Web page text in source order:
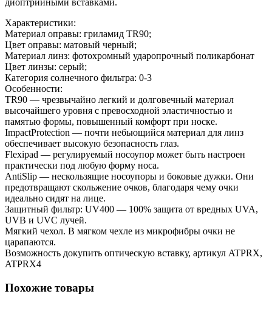
Характеристики:
Материал оправы: гриламид TR90;
Цвет оправы: матовый черный;
Материал линз: фотохромный ударопрочный поликарбонат
Цвет линзы: серый;
Категория солнечного фильтра: 0-3
Особенности:
TR90 — чрезвычайно легкий и долговечный материал
высочайшего уровня с превосходной эластичностью и
памятью формы, повышенный комфорт при носке.
ImpactProtection — почти небьющийся материал для линз
обеспечивает высокую безопасность глаз.
Flexipad — регулируемый носоупор может быть настроен
практически под любую форму носа.
AntiSlip — нескользящие носоупоры и боковые дужки. Они
предотвращают скольжение очков, благодаря чему очки
идеально сидят на лице.
Защитный фильтр: UV400 — 100% защита от вредных UVA,
UVB и UVC лучей.
Мягкий чехол. В мягком чехле из микрофибры очки не
царапаются.
Возможность докупить оптическую вставку, артикул ATPRX,
ATPRX4
Похожие товары